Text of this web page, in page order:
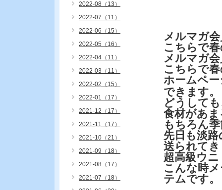
メルマガ
こちらで
メルマガ
こちらで
ホームペー
できます。
どうして
食材があ
もちろん
先日も淡
送られて
超高級ウニ
こんな時
テムです。
2022-08（13）
2022-07（11）
2022-06（15）
2022-05（16）
2022-04（11）
2022-03（11）
2022-02（15）
2022-01（17）
2021-12（17）
2021-11（17）
2021-10（21）
2021-09（18）
2021-08（17）
2021-07（18）